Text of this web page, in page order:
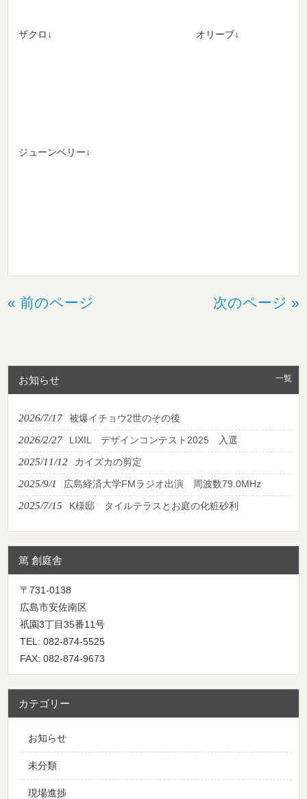
ザクロ↓ オリーブ↓
ジューンベリー↓
« 前のページ 次のページ »
お知らせ 一覧
2026/7/17 被爆イチョウ2世のその後
2026/2/27 LIXIL デザインコンテスト2025 入選
2025/11/12 カイズカの剪定
2025/9/1 広島経済大学FMラジオ出演 周波数79.0MHz
2025/7/15 K様邸 タイルテラスとお庭の化粧砂利
篤 創庭舎
〒731-0138
広島市安佐南区
祇園3丁目35番11号
TEL: 082-874-5525
FAX: 082-874-9673
カテゴリー
お知らせ
未分類
現場進捗